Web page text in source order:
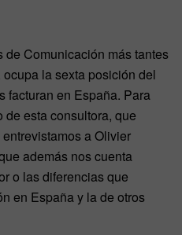
Comunicación más tantes
la sexta posición del
facturan en España. Para
esta consultora, que
a Olivier
además nos cuenta
o las diferencias que
en España y la de otros